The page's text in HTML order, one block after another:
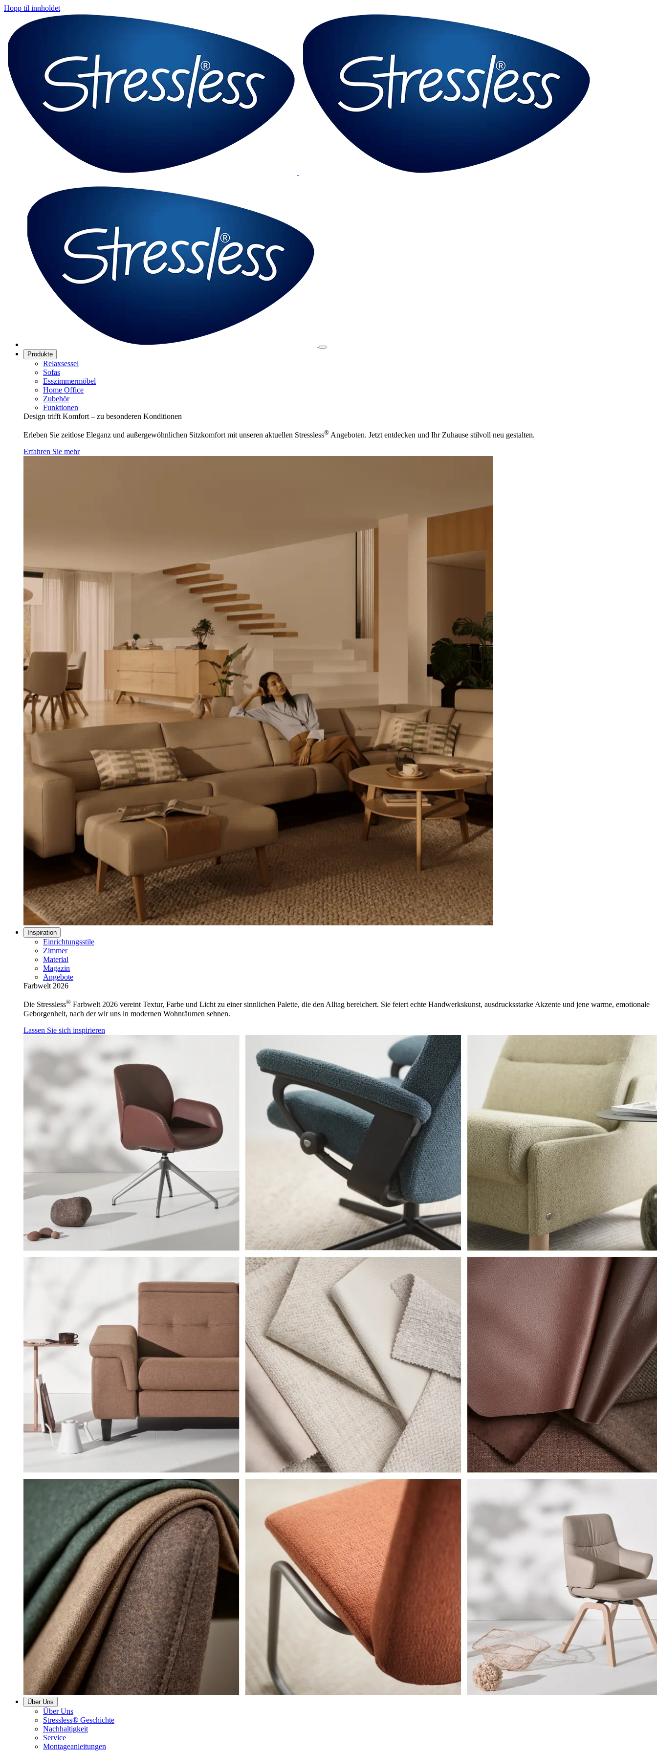
Hopp til innholdet
Produkte
Relaxsessel
Sofas
Esszimmermöbel
Home Office
Zubehör
Funktionen
Design trifft Komfort – zu besonderen Konditionen
Erleben Sie zeitlose Eleganz und außergewöhnlichen Sitzkomfort mit unseren aktuellen Stressless® Angeboten. Jetzt entdecken und Ihr Zuhause stilvoll neu gestalten.
Erfahren Sie mehr
Inspiration
Einrichtungsstile
Zimmer
Material
Magazin
Angebote
Farbwelt 2026
Die Stressless® Farbwelt 2026 vereint Textur, Farbe und Licht zu einer sinnlichen Palette, die den Alltag bereichert. Sie feiert echte Handwerkskunst, ausdrucksstarke Akzente und jene warme, emotionale
Geborgenheit, nach der wir uns in modernen Wohnräumen sehnen.
Lassen Sie sich inspirieren
Über Uns
Über Uns
Stressless® Geschichte
Nachhaltigkeit
Service
Montageanleitungen